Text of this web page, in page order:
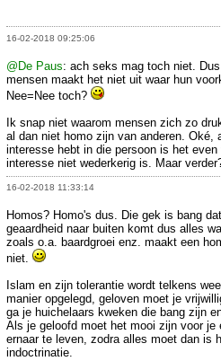
16-02-2018 09:25:06
@De Paus: ach seks mag toch niet.
mensen maakt het niet uit waar hun
Nee=Nee toch?
Ik snap niet waarom mensen zich zo
al dan niet homo zijn van anderen. Oké,
interesse hebt in die persoon is het
interesse niet wederkerig is. Maar
16-02-2018 11:33:14
Homos? Homo's dus. Die gek is bang
geaardheid naar buiten komt dus alles
zoals o.a. baardgroei enz. maakt een
niet.
Islam en zijn tolerantie wordt telkens
manier opgelegd, geloven moet je
ga je huichelaars kweken die bang zijn
Als je geloofd moet het mooi zijn voor je
ernaar te leven, zodra alles moet dan is
indoctrinatie.